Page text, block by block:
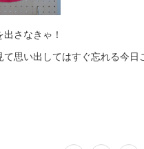
さなきゃ！
思い出してはすぐ忘れる今日